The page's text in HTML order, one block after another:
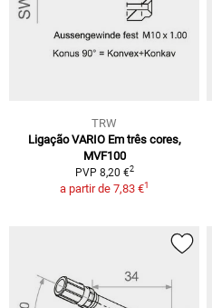
TRW
Ligação VARIO Em três cores,
MVF100
PVP 8,20 €2
a partir de 7,83 €1